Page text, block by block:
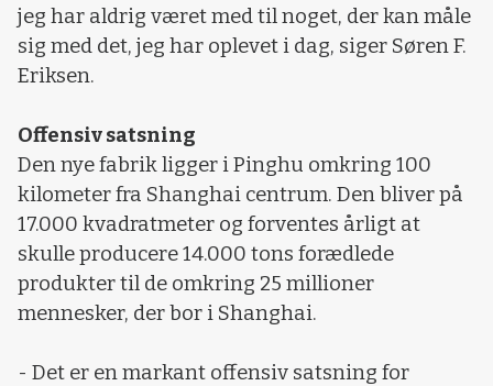
jeg har aldrig været med til noget, der kan måle
sig med det, jeg har oplevet i dag, siger Søren F.
Eriksen.
Offensiv satsning
Den nye fabrik ligger i Pinghu omkring 100
kilometer fra Shanghai centrum. Den bliver på
17.000 kvadratmeter og forventes årligt at
skulle producere 14.000 tons forædlede
produkter til de omkring 25 millioner
mennesker, der bor i Shanghai.
- Det er en markant offensiv satsning for